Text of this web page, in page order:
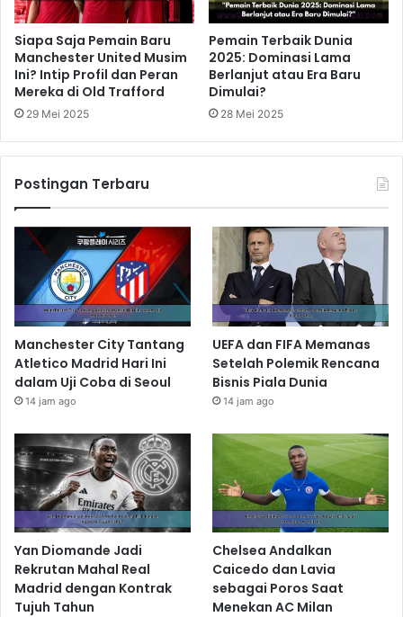
Siapa Saja Pemain Baru
Manchester United Musim
Ini? Intip Profil dan Peran
Mereka di Old Trafford
29 Mei 2025
Pemain Terbaik Dunia
2025: Dominasi Lama
Berlanjut atau Era Baru
Dimulai?
28 Mei 2025
Postingan Terbaru
Manchester City Tantang
Atletico Madrid Hari Ini
dalam Uji Coba di Seoul
14 jam ago
UEFA dan FIFA Memanas
Setelah Polemik Rencana
Bisnis Piala Dunia
14 jam ago
Yan Diomande Jadi
Rekrutan Mahal Real
Madrid dengan Kontrak
Tujuh Tahun
Chelsea Andalkan
Caicedo dan Lavia
sebagai Poros Saat
Menekan AC Milan